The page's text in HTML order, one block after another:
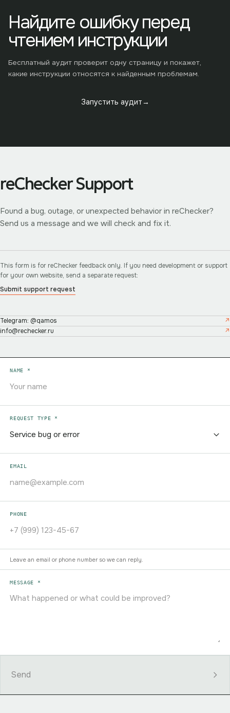
Найдите ошибку перед
чтением инструкции
Бесплатный аудит проверит одну страницу и покажет,
какие инструкции относятся к найденным проблемам.
Запустить аудит→
reChecker Support
Found a bug, outage, or unexpected behavior in reChecker?
Send us a message and we will check and fix it.
This form is for reChecker feedback only. If you need development or support
for your own website, send a separate request:
Submit support request
Telegram: @qamos
info@rechecker.ru
NAME *
REQUEST TYPE *
EMAIL
PHONE
Leave an email or phone number so we can reply.
MESSAGE *
Send